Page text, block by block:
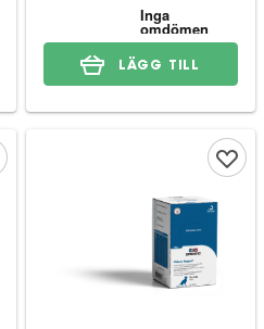
LÄGG TILL